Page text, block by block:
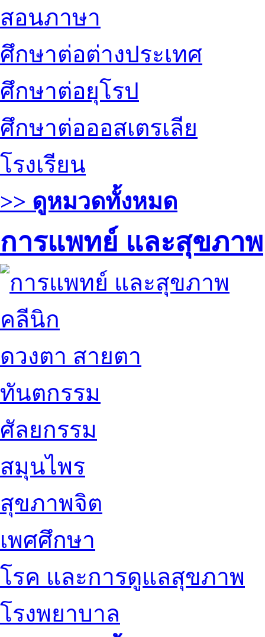
สอนภาษา
ศึกษาต่อต่างประเทศ
ศึกษาต่อยุโรป
ศึกษาต่อออสเตรเลีย
โรงเรียน
>> ดูหมวดทั้งหมด
การแพทย์ และสุขภาพ
คลีนิก
ดวงตา สายตา
ทันตกรรม
ศัลยกรรม
สมุนไพร
สุขภาพจิต
เพศศึกษา
โรค และการดูแลสุขภาพ
โรงพยาบาล